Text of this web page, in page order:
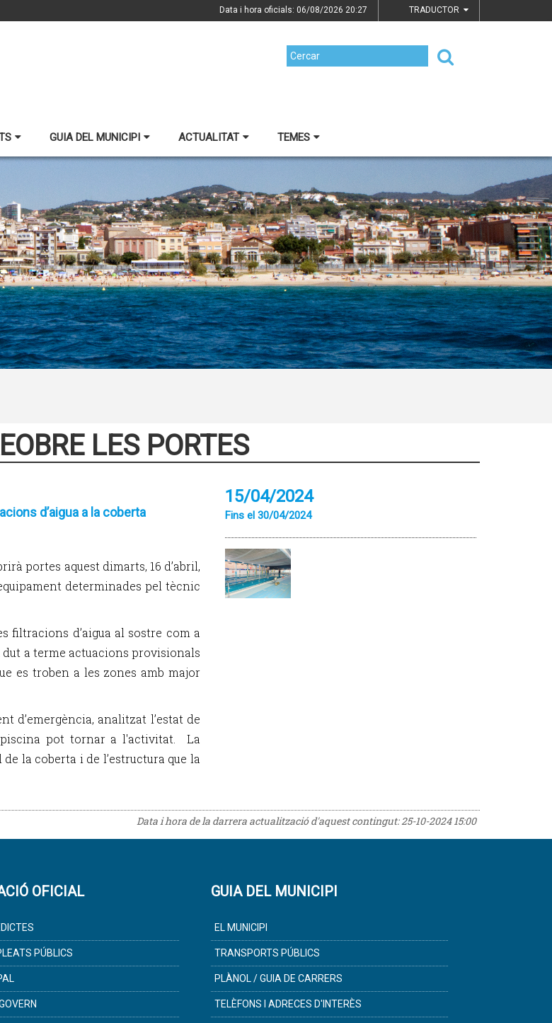
Data i hora oficials: 06/08/2026 20:27 TRADUCTOR
GUIA DEL MUNICIPI ACTUALITAT TEMES
LES PORTES
d’aigua a la coberta
portes aquest dimarts, 16 d’abril,
determinades pel tècnic
filtracions d’aigua al sostre com a
dut a terme actuacions provisionals
es troben a les zones amb major
d’emergència, analitzat l’estat de
pot tornar a l'activitat. La
la coberta i de l’estructura que la
15/04/2024
Fins el 30/04/2024
Data i hora de la darrera actualització d'aquest contingut:25-10-2024 15:00
OFICIAL
PÚBLICS
GUIA DEL MUNICIPI
EL MUNICIPI
TRANSPORTS PÚBLICS
PLÀNOL / GUIA DE CARRERS
TELÈFONS I ADRECES D'INTERÈS